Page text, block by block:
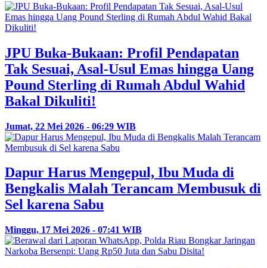
JPU Buka-Bukaan: Profil Pendapatan
Tak Sesuai, Asal-Usul Emas hingga Uang
Pound Sterling di Rumah Abdul Wahid
Bakal Dikuliti!
Jumat, 22 Mei 2026 - 06:29 WIB
Dapur Harus Mengepul, Ibu Muda di
Bengkalis Malah Terancam Membusuk di
Sel karena Sabu
Minggu, 17 Mei 2026 - 07:41 WIB